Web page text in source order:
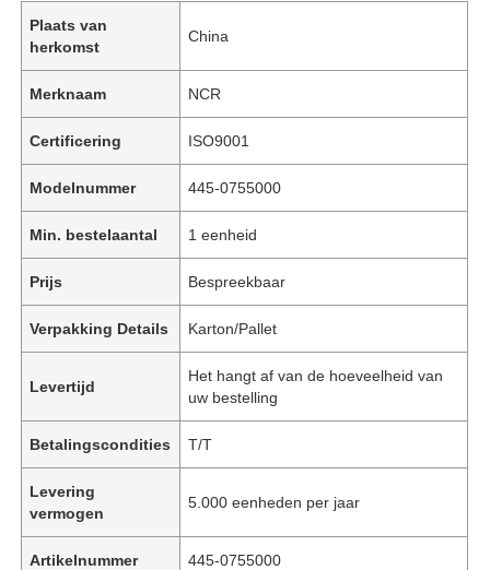
Plaats van
herkomst
China
Merknaam NCR
Certificering ISO9001
Modelnummer 445-0755000
Min. bestelaantal 1 eenheid
Prijs Bespreekbaar
Verpakking Details Karton/Pallet
Levertijd
Het hangt af van de hoeveelheid van
uw bestelling
Betalingscondities T/T
Levering
vermogen
5.000 eenheden per jaar
Artikelnummer 445-0755000